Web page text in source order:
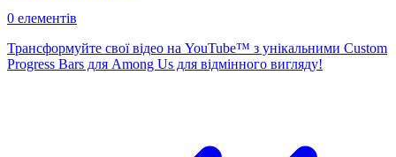
0 елементів
Трансформуйте свої відео на YouTube™ з унікальними Custom
Progress Bars для Among Us для відмінного вигляду!